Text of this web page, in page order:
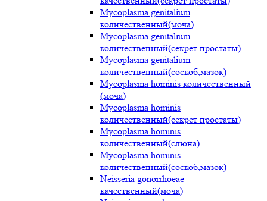
Mycoplasma genitalium
количественный(моча)
Mycoplasma genitalium
количественный(секрет простаты)
Mycoplasma genitalium
количественный(соскоб,мазок)
Mycoplasma hominis количественный
(моча)
Mycoplasma hominis
количественный(секрет простаты)
Mycoplasma hominis
количественный(слюна)
Mycoplasma hominis
количественный(соскоб,мазок)
Neisseria gonorrhoeae
качественный(моча)